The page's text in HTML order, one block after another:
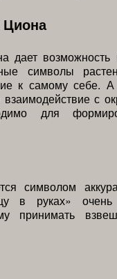
возможность
символы
к самому себе.
с
для
символом
в руках» очень
принимать